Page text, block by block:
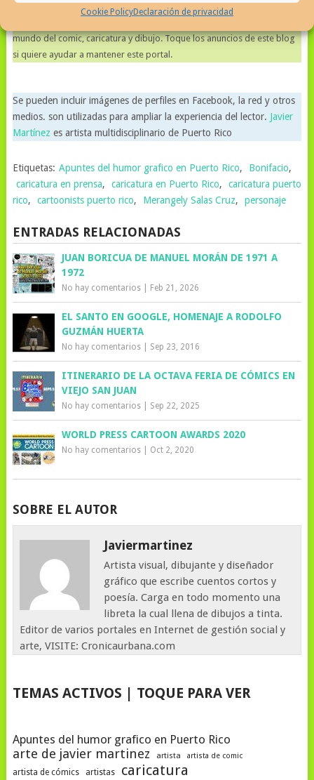
Cookie PolicyDeclaración de privacidad
mundo del comic, caricatura y dibujo. Toque los anuncios de este blog
si quiere ayudar a mantener este portal.
Se pueden incluir imágenes de perfiles en Facebook, la red y otros
medios. son utilizadas para ampliar la experiencia del lector. Javier
Martínez es artista multidisciplinario de Puerto Rico
Etiquetas: Apuntes del humor grafico en Puerto Rico, Bonifacio,
caricatura en prensa, caricatura en Puerto Rico,
caricatura puerto
rico, cartoonists puerto rico, Merangely Salas Cruz, personaje
ENTRADAS RELACIONADAS
JUAN BORICUA DE MANUEL MORÁN DE 1971 A
1972
No hay comentarios| Feb 21, 2026
EL SANTO EN GOOGLE, HOMENAJE A RODOLFO
GUZMÁN HUERTA
No hay comentarios| Sep 23, 2016
ITINERARIO DE LA OCTAVA FERIA DE CÓMICS EN
VIEJO SAN JUAN
No hay comentarios| Sep 22, 2025
WORLD PRESS CARTOON AWARDS 2020
No hay comentarios| Oct 2, 2020
SOBRE EL AUTOR
Javiermartinez
Artista visual, dibujante y diseñador
gráfico que escribe cuentos cortos y
poesía. Carga en todo momento una
libreta la cual llena de dibujos a tinta.
Editor de varios portales en Internet de gestión social y
arte, VISITE: Cronicaurbana.com
TEMAS ACTIVOS | TOQUE PARA VER
Apuntes del humor grafico en Puerto Rico
arte de javier martinez artista artista de comic
artista de cómics artistas caricatura